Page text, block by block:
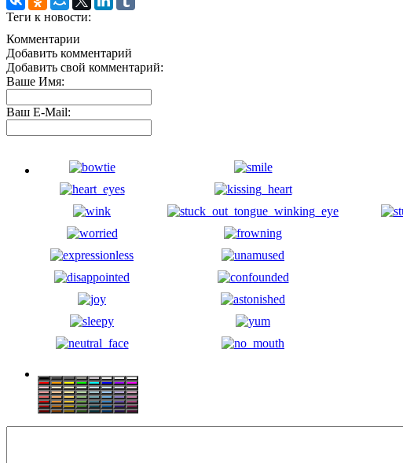
Теги к новости:
Комментарии
Добавить комментарий
Добавить свой комментарий:
Ваше Имя:
Ваш E-Mail: